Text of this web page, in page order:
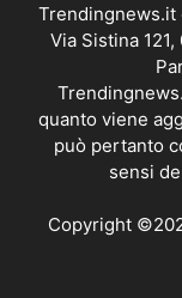
Trendingnews.it
Via Sistina
quanto viene
può pertanto
sensi
Copyright